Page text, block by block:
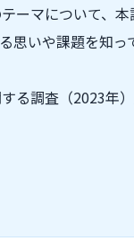
ーマについて、
思いや課題を知っ
る調査（2023年